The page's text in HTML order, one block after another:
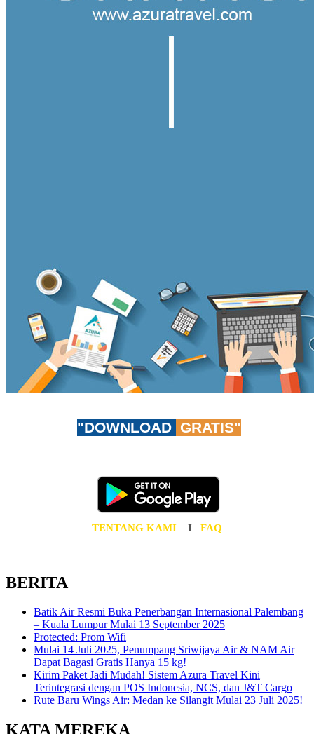
"DOWNLOAD GRATIS"
TENTANG KAMI I FAQ
BERITA
Batik Air Resmi Buka Penerbangan Internasional Palembang
– Kuala Lumpur Mulai 13 September 2025
Protected: Prom Wifi
Mulai 14 Juli 2025, Penumpang Sriwijaya Air & NAM Air
Dapat Bagasi Gratis Hanya 15 kg!
Kirim Paket Jadi Mudah! Sistem Azura Travel Kini
Terintegrasi dengan POS Indonesia, NCS, dan J&T Cargo
Rute Baru Wings Air: Medan ke Silangit Mulai 23 Juli 2025!
KATA MEREKA